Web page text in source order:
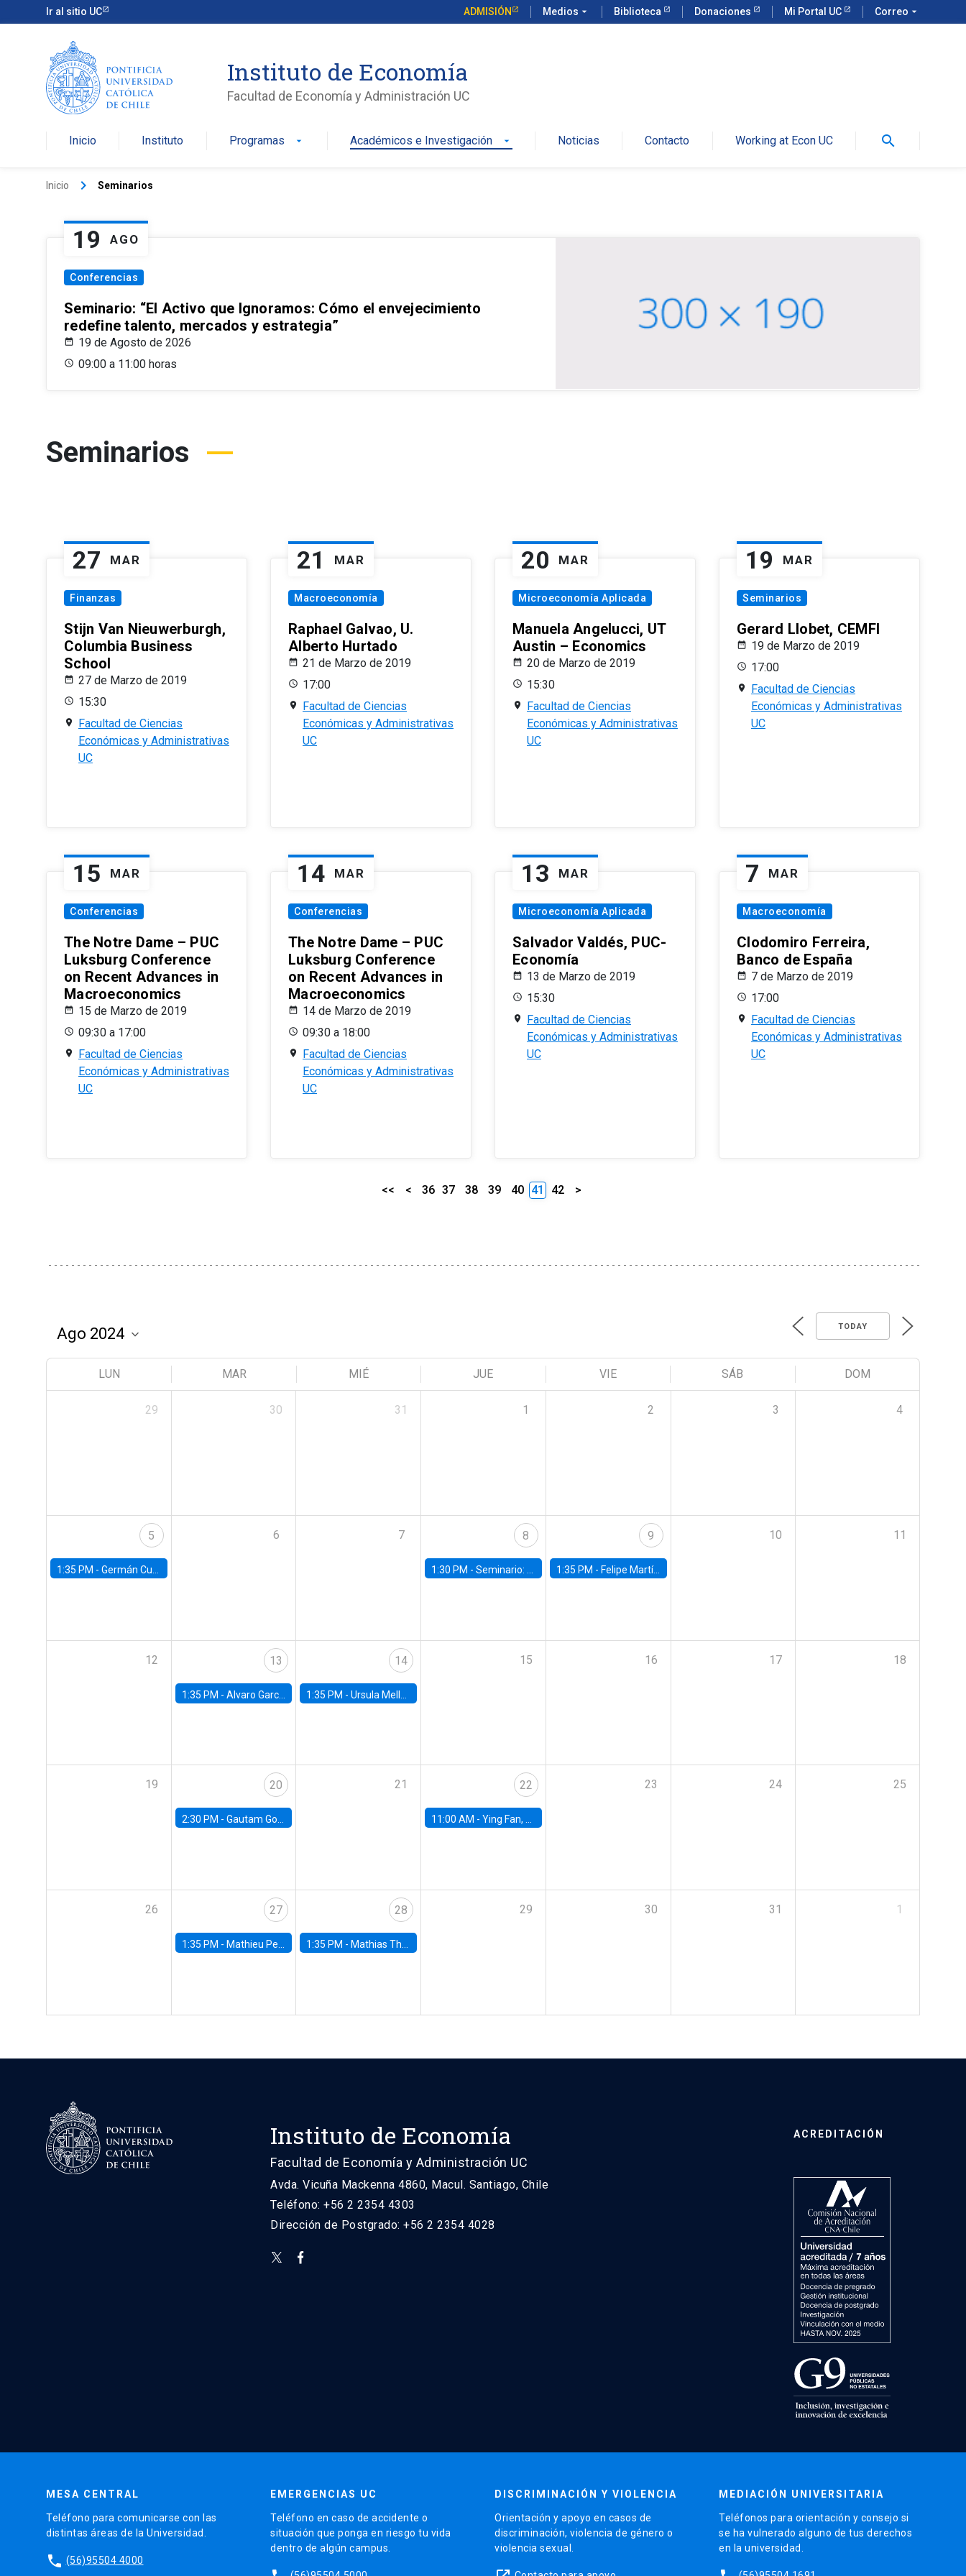
Ir al sitio UC ADMISIÓN Medios arrow_drop_down Biblioteca Donaciones Mi Portal UC Correo arrow_drop_down
Instituto de Economía
Facultad de Economía y Administración UC
Inicio Instituto Programas arrow_drop_down Académicos e Investigación arrow_drop_down Noticias Contacto Working at Econ UC search
Inicio keyboard_arrow_right Seminarios
19 AGO
Conferencias
Seminario: “El Activo que Ignoramos: Cómo el envejecimiento
redefine talento, mercados y estrategia”
19 de Agosto de 2026
09:00 a 11:00 horas
Seminarios
27 MAR
Finanzas
Stijn Van Nieuwerburgh,
Columbia Business
School
27 de Marzo de 2019
15:30
Facultad de Ciencias
Económicas y Administrativas
UC
21 MAR
Macroeconomía
Raphael Galvao, U.
Alberto Hurtado
21 de Marzo de 2019
17:00
Facultad de Ciencias
Económicas y Administrativas
UC
20 MAR
Microeconomía Aplicada
Manuela Angelucci, UT
Austin – Economics
20 de Marzo de 2019
15:30
Facultad de Ciencias
Económicas y Administrativas
UC
19 MAR
Seminarios
Gerard Llobet, CEMFI
19 de Marzo de 2019
17:00
Facultad de Ciencias
Económicas y Administrativas
UC
15 MAR
Conferencias
The Notre Dame – PUC
Luksburg Conference
on Recent Advances in
Macroeconomics
15 de Marzo de 2019
09:30 a 17:00
Facultad de Ciencias
Económicas y Administrativas
UC
14 MAR
Conferencias
The Notre Dame – PUC
Luksburg Conference
on Recent Advances in
Macroeconomics
14 de Marzo de 2019
09:30 a 18:00
Facultad de Ciencias
Económicas y Administrativas
UC
13 MAR
Microeconomía Aplicada
Salvador Valdés, PUC-
Economía
13 de Marzo de 2019
15:30
Facultad de Ciencias
Económicas y Administrativas
UC
7 MAR
Macroeconomía
Clodomiro Ferreira,
Banco de España
7 de Marzo de 2019
17:00
Facultad de Ciencias
Económicas y Administrativas
UC
<< < 36 37 38 39 40 41 42 >
TODAY
LUN MAR MIÉ JUE VIE SÁB DOM
29 30 31 1 2 3 4
5
1:35 PM - Germán Cubas, University of Houston
6 7 8
1:30 PM -Seminario: “Recuperando la humanidad para progresar en la era de la IA»
9
1:35 PM - Felipe Martínez, alumno Doctorado en Economía UC
10 11
12 13
1:35 PM - Alvaro Garcia-Marin, Universidad de Los Andes
14
1:35 PM -Ursula Mello, Insper - Institute of Education and Research
15 16 17 18
19 20
2:30 PM - Gautam Gowrisankaran, Columbia University
21 22
11:00 AM -Ying Fan, University of Michigan
23 24 25
26 27
1:35 PM - Mathieu Pedemonte, IDB
28
1:35 PM - Mathias Thoenig, University of Lausanne
29 30 31 1
Instituto de Economía
Facultad de Economía y Administración UC
Avda. Vicuña Mackenna 4860, Macul. Santiago, Chile
Teléfono: +56 2 2354 4303
Dirección de Postgrado: +56 2 2354 4028
ACREDITACIÓN
MESA CENTRAL
Teléfono para comunicarse con las
distintas áreas de la Universidad.
phone (56)95504 4000
EMERGENCIAS UC
Teléfono en caso de accidente o
situación que ponga en riesgo tu vida
dentro de algún campus.
DISCRIMINACIÓN Y VIOLENCIA
Orientación y apoyo en casos de
discriminación, violencia de género o
violencia sexual.
MEDIACIÓN UNIVERSITARIA
Teléfonos para orientación y consejo si
se ha vulnerado alguno de tus derechos
en la universidad.